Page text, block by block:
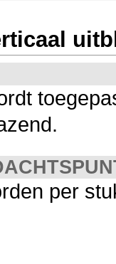
per